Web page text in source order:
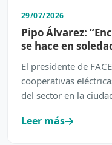
29/07/2026
Pipo Álvarez:
se hace en
El presidente de
cooperativas
del sector en la
Leer más